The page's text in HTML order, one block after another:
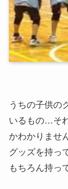
うちの子供の
いるもの…そ
かわかりませ
グッズを持っ
もちろん持っ